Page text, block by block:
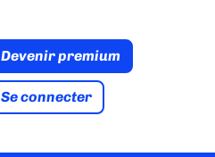
Devenir premium
Se connecter